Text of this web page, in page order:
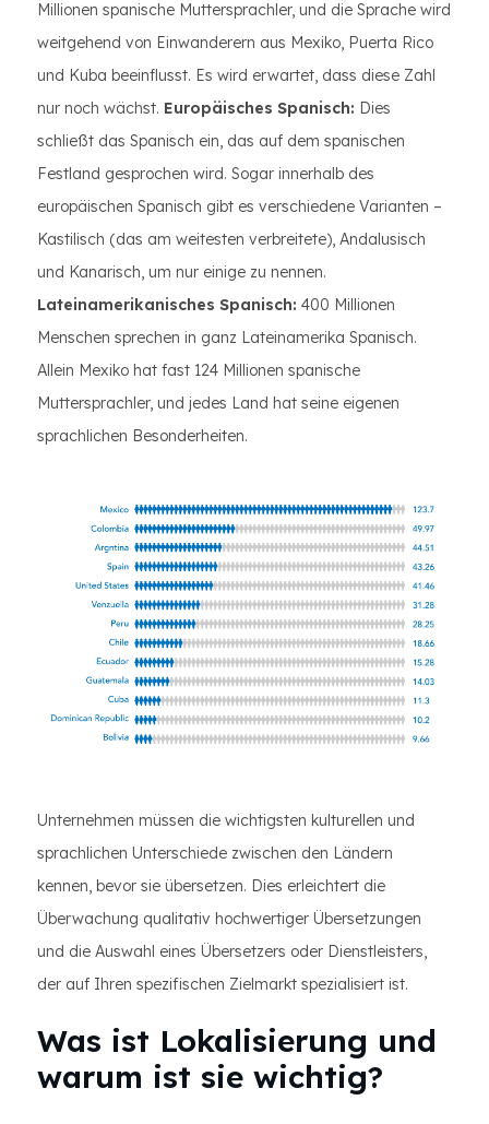
Millionen spanische Muttersprachler, und die Sprache wird
weitgehend von Einwanderern aus Mexiko, Puerta Rico
und Kuba beeinflusst. Es wird erwartet, dass diese Zahl
nur noch wächst. Europäisches Spanisch: Dies
schließt das Spanisch ein, das auf dem spanischen
Festland gesprochen wird. Sogar innerhalb des
europäischen Spanisch gibt es verschiedene Varianten –
Kastilisch (das am weitesten verbreitete), Andalusisch
und Kanarisch, um nur einige zu nennen.
Lateinamerikanisches Spanisch: 400 Millionen
Menschen sprechen in ganz Lateinamerika Spanisch.
Allein Mexiko hat fast 124 Millionen spanische
Muttersprachler, und jedes Land hat seine eigenen
sprachlichen Besonderheiten.
Unternehmen müssen die wichtigsten kulturellen und
sprachlichen Unterschiede zwischen den Ländern
kennen, bevor sie übersetzen. Dies erleichtert die
Überwachung qualitativ hochwertiger Übersetzungen
und die Auswahl eines Übersetzers oder Dienstleisters,
der auf Ihren spezifischen Zielmarkt spezialisiert ist.
Was ist Lokalisierung und
warum ist sie wichtig?